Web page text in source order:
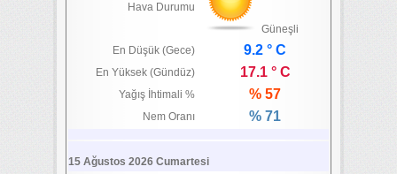
Hava Durumu
Güneşli
En Düşük (Gece)
9.2 ° C
En Yüksek (Gündüz) 17.1 ° C
Yağış İhtimali % % 57
Nem Oranı % 71
15 Ağustos 2026 Cumartesi